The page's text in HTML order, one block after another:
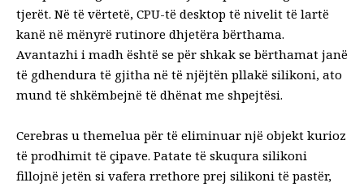
tjerët. Në të vërtetë, CPU-të desktop të nivelit të lartë
kanë në mënyrë rutinore dhjetëra bërthama.
Avantazhi i madh është se për shkak se bërthamat janë
të gdhendura të gjitha në të njëjtën pllakë silikoni, ato
mund të shkëmbejnë të dhënat me shpejtësi.
Cerebras u themelua për të eliminuar një objekt kurioz
të prodhimit të çipave. Patate të skuqura silikoni
fillojnë jetën si vafera rrethore prej silikoni të pastër,